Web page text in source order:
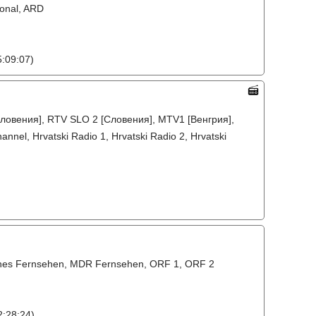
ARD
RTV SLO 2 [Словения], MTV1 [Венгрия],
Hrvatski Radio 1, Hrvatski Radio 2, Hrvatski
Fernsehen, MDR Fernsehen, ORF 1, ORF 2